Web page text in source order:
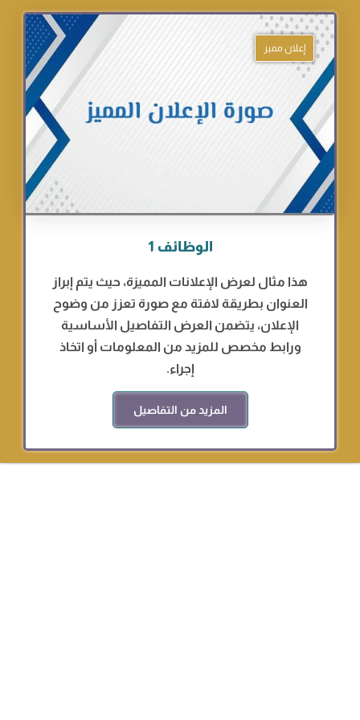
إعلان مميز
الوظائف 1
هذا مثال لعرض الإعلانات المميزة، حيث يتم إبراز
العنوان بطريقة لافتة مع صورة تعزز من وضوح
الإعلان، يتضمن العرض التفاصيل الأساسية
ورابط مخصص للمزيد من المعلومات أو اتخاذ
إجراء.
المزيد من التفاصيل